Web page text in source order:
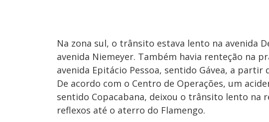
Na zona sul, o trânsito estava lento na avenida
avenida Niemeyer. Também havia renteção na
avenida Epitácio Pessoa, sentido Gávea, a
De acordo com o Centro de Operações, um
sentido Copacabana, deixou o trânsito lento na
reflexos até o aterro do Flamengo.